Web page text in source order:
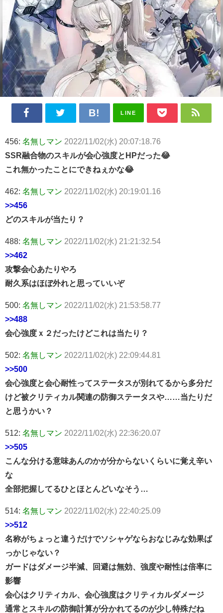
LINE
456: 名無しマン 2022/11/02(水) 20:07:18.76
SSR融合物のスキルが会心強度とHPだった😂
これ無かったことにできねぇかな😂
462: 名無しマン 2022/11/02(水) 20:19:01.16
>>456
どのスキルが当たり？
488: 名無しマン 2022/11/02(水) 21:21:32.54
>>462
攻撃会心あたりやろ
耐久系はほぼ外れと思っていいぞ
500: 名無しマン 2022/11/02(水) 21:53:58.77
>>488
会心強度ｘ２だったけどこれは当たり？
502: 名無しマン 2022/11/02(水) 22:09:44.81
>>500
会心強度と会心耐性ってステータスが別れてるから多分だ
けど被クリティカル関連の防御ステータスや……当たりだ
と思うかい？
512: 名無しマン 2022/11/02(水) 22:36:20.07
>>505
こんな分ける意味あんのかが分からないくらいに覚え辛い
な
全部把握してるひとほとんどいなそう…
514: 名無しマン 2022/11/02(水) 22:40:25.09
>>512
名称がちょっと違うだけでソシャゲならおなじみな効果ば
っかじゃない？
ガードはダメージ半減、回避は無効、強度や耐性は倍率に
影響
会心はクリティカル、会心強度はクリティカルダメージ
通常とスキルの防御計算が分かれてるのが少し特殊だね